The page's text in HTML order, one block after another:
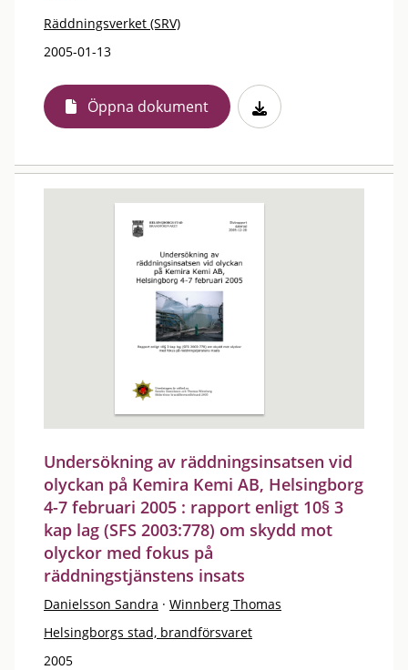
Räddningsverket (SRV)
2005-01-13
Öppna dokument
Undersökning av räddningsinsatsen vid
olyckan på Kemira Kemi AB, Helsingborg
4-7 februari 2005 : rapport enligt 10§ 3
kap lag (SFS 2003:778) om skydd mot
olyckor med fokus på
räddningstjänstens insats
Danielsson Sandra · Winnberg Thomas
Helsingborgs stad, brandförsvaret
2005